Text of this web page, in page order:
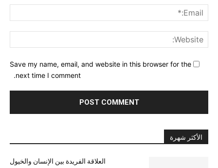
Save my name, email, and website in this browser for the
next time I comment.
الأكثر شهرة
العلاقة الفريدة بين الإنسان والخيول